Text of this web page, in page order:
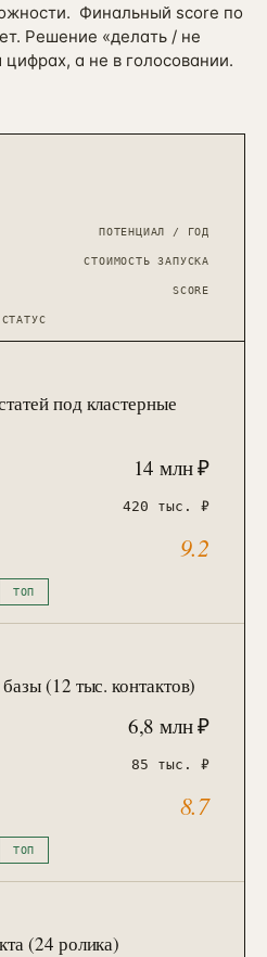
Финальный score по
Решение «делать / не
а не в голосовании.
ПОТЕНЦИАЛ / ГОД
СТОИМОСТЬ ЗАПУСКА
SCORE
СТАТУС
под кластерные
14 млн ₽
420 тыс. ₽
9.2
ТОП
(12 тыс. контактов)
6,8 млн ₽
85 тыс. ₽
8.7
ТОП
(24 ролика)